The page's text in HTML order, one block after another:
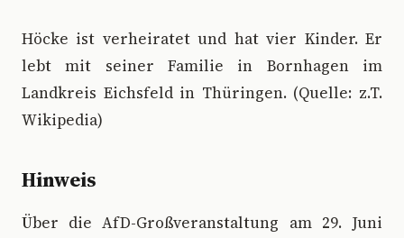
Höcke ist verheiratet und hat vier Kinder. Er
lebt mit seiner Familie in Bornhagen im
Landkreis Eichsfeld in Thüringen. (Quelle: z.T.
Wikipedia)
Hinweis
Über die AfD-Großveranstaltung am 29. Juni